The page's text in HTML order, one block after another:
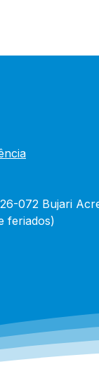
072 Bujari
feriados)